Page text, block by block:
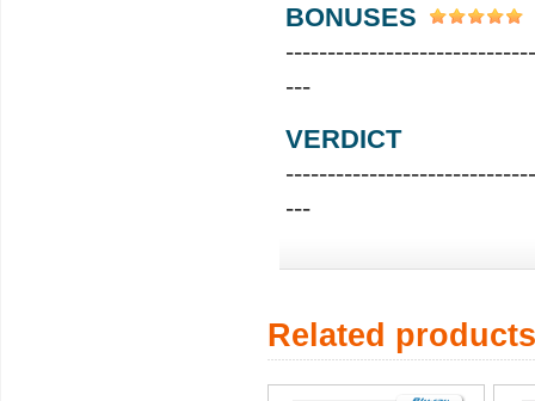
BONUSES
---
VERDICT
---
Related products